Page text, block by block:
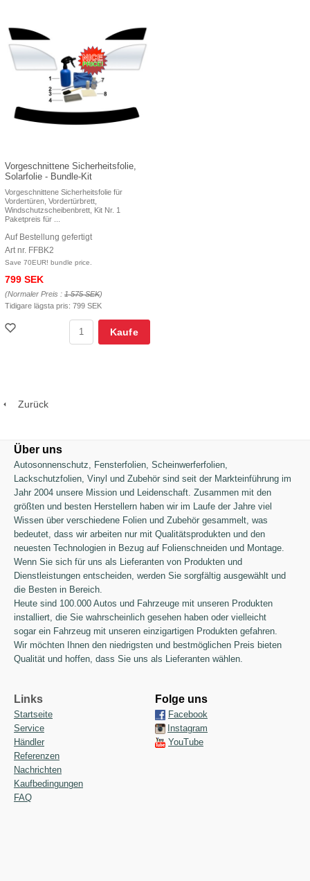
Vorgeschnittene Sicherheitsfolie,
Solarfolie - Bundle-Kit
Vorgeschnittene Sicherheitsfolie für
Vordertüren, Vordertürbrett,
Windschutzscheibenbrett, Kit Nr. 1
Paketpreis für ...
Auf Bestellung gefertigt
Art nr. FFBK2
Save 70EUR! bundle price.
799 SEK
(Normaler Preis : 1 575 SEK)
Tidigare lägsta pris: 799 SEK
Kaufe
Zurück
Über uns
Autosonnenschutz, Fensterfolien, Scheinwerferfolien,
Lackschutzfolien, Vinyl und Zubehör sind seit der Markteinführung im
Jahr 2004 unsere Mission und Leidenschaft. Zusammen mit den
größten und besten Herstellern haben wir im Laufe der Jahre viel
Wissen über verschiedene Folien und Zubehör gesammelt, was
bedeutet, dass wir arbeiten nur mit Qualitätsprodukten und den
neuesten Technologien in Bezug auf Folienschneiden und Montage.
Wenn Sie sich für uns als Lieferanten von Produkten und
Dienstleistungen entscheiden, werden Sie sorgfältig ausgewählt und
die Besten in Bereich.
Heute sind 100.000 Autos und Fahrzeuge mit unseren Produkten
installiert, die Sie wahrscheinlich gesehen haben oder vielleicht
sogar ein Fahrzeug mit unseren einzigartigen Produkten gefahren.
Wir möchten Ihnen den niedrigsten und bestmöglichen Preis bieten
Qualität und hoffen, dass Sie uns als Lieferanten wählen.
Links
Startseite
Service
Händler
Referenzen
Nachrichten
Kaufbedingungen
FAQ
Folge uns
Facebook
Instagram
YouTube